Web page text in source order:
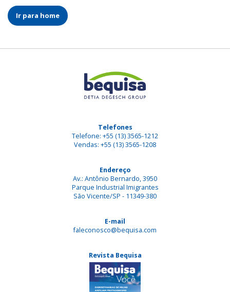
Ir para home
Telefones
Telefone: +55 (13) 3565-1212
Vendas: +55 (13) 3565-1208
Endereço
Av.: Antônio Bernardo, 3950
Parque Industrial Imigrantes
São Vicente/SP - 11349-380
E-mail
faleconosco@bequisa.com
Revista Bequisa